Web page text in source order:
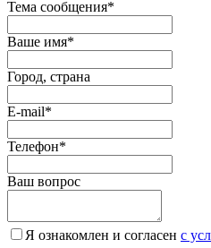
Тема сообщения*
Ваше имя*
Город, страна
E-mail*
Телефон*
Ваш вопрос
Я ознакомлен и согласен c